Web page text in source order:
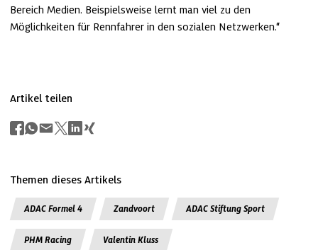
Bereich Medien. Beispielsweise lernt man viel zu den
Möglichkeiten für Rennfahrer in den sozialen Netzwerken.“
Artikel teilen
Themen dieses Artikels
ADAC Formel 4 Zandvoort ADAC Stiftung Sport
PHM Racing Valentin Kluss